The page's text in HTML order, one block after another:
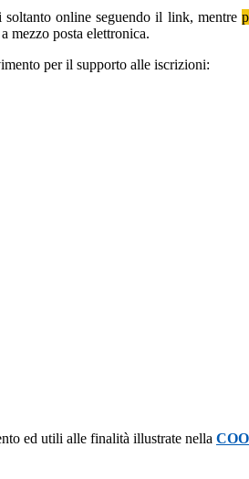
online seguendo il link, mentre
mezzo posta elettronica.
per il supporto alle iscrizioni:
ed utili alle finalità illustrate nella